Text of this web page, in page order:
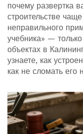
почему развертка
строительстве
неправильного
учебника» —
объектах в
узнаете, как
как не сломать его